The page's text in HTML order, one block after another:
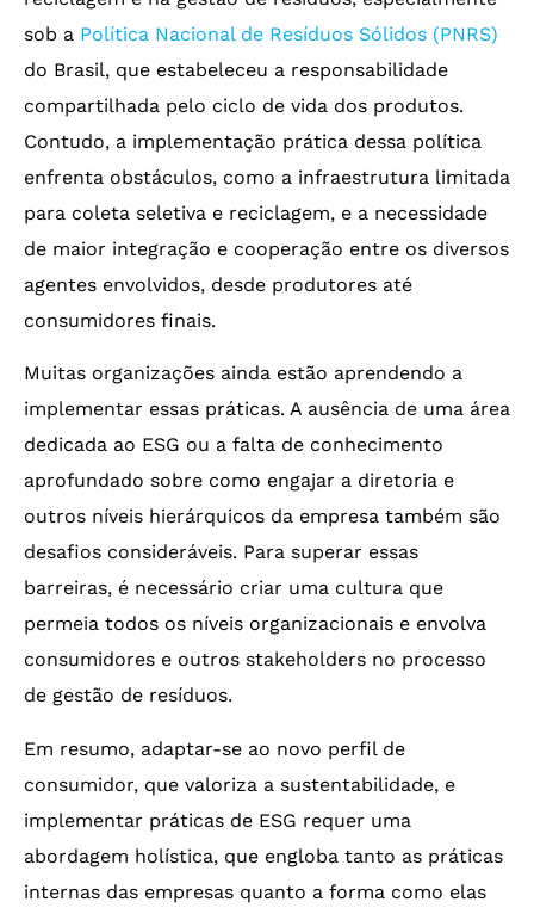
sob a Política Nacional de Resíduos Sólidos (PNRS)
do Brasil, que estabeleceu a responsabilidade
compartilhada pelo ciclo de vida dos produtos.
Contudo, a implementação prática dessa política
enfrenta obstáculos, como a infraestrutura limitada
para coleta seletiva e reciclagem, e a necessidade
de maior integração e cooperação entre os diversos
agentes envolvidos, desde produtores até
consumidores finais.
Muitas organizações ainda estão aprendendo a
implementar essas práticas. A ausência de uma área
dedicada ao ESG ou a falta de conhecimento
aprofundado sobre como engajar a diretoria e
outros níveis hierárquicos da empresa também são
desafios consideráveis. Para superar essas
barreiras, é necessário criar uma cultura que
permeia todos os níveis organizacionais e envolva
consumidores e outros stakeholders no processo
de gestão de resíduos.
Em resumo, adaptar-se ao novo perfil de
consumidor, que valoriza a sustentabilidade, e
implementar práticas de ESG requer uma
abordagem holística, que engloba tanto as práticas
internas das empresas quanto a forma como elas